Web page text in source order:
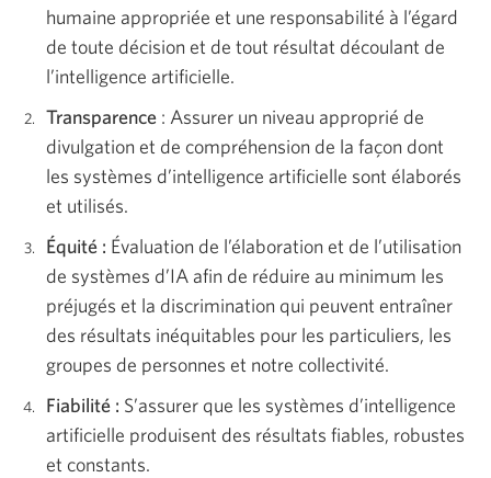
humaine appropriée et une responsabilité à l’égard
de toute décision et de tout résultat découlant de
l’intelligence artificielle.
Transparence : Assurer un niveau approprié de
divulgation et de compréhension de la façon dont
les systèmes d’intelligence artificielle sont élaborés
et utilisés.
Équité : Évaluation de l’élaboration et de l’utilisation
de systèmes d’IA afin de réduire au minimum les
préjugés et la discrimination qui peuvent entraîner
des résultats inéquitables pour les particuliers, les
groupes de personnes et notre collectivité.
Fiabilité : S’assurer que les systèmes d’intelligence
artificielle produisent des résultats fiables, robustes
et constants.